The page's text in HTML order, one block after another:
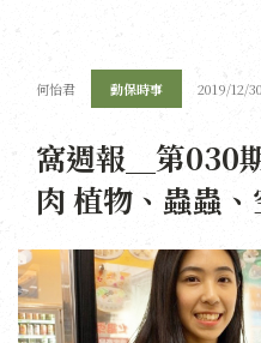
何怡君 動保時事 2019/12/30
窩週報＿第030
肉 植物、蟲蟲